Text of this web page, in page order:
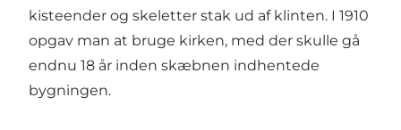
kisteender og skeletter stak ud af klinten. I 1910
opgav man at bruge kirken, med der skulle gå
endnu 18 år inden skæbnen indhentede
bygningen.